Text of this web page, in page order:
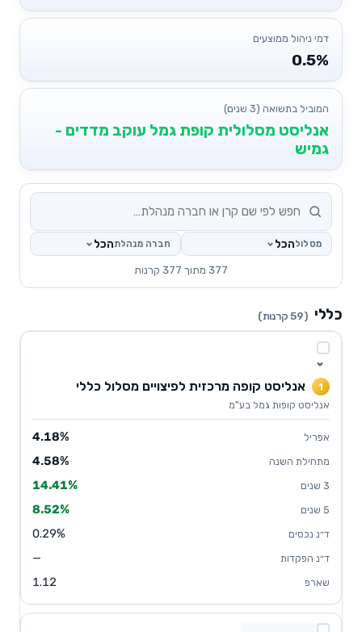
דמי ניהול ממוצעים
0.5%
המוביל בתשואה (3 שנים)
אנליסט מסלולית קופת גמל עוקב מדדים -
גמיש
מסלולהכל חברה מנהלתהכל
377 מתוך 377 קרנות
כללי (59 קרנות)
1 אנליסט קופה מרכזית לפיצויים מסלול כללי
אנליסט קופות גמל בע"מ
4.18%
4.58%
14.41%
8.52%
0.29%
—
1.12